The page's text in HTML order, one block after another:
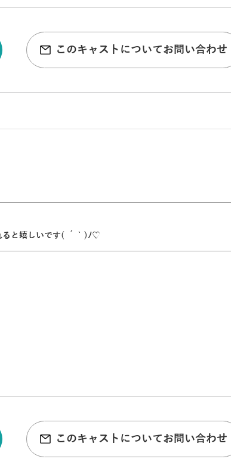
このキャストについてお問い合わせ
ると嬉しいです( ´ ` )ﾉ♡
このキャストについてお問い合わせ